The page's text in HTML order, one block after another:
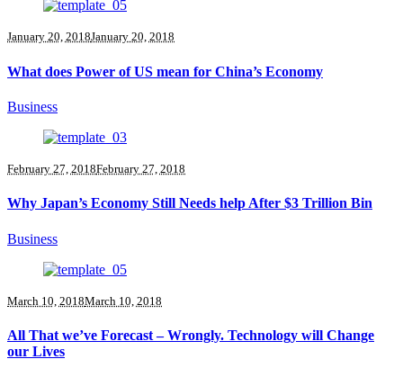
January 20, 2018January 20, 2018
What does Power of US mean for China’s Economy
Business
February 27, 2018February 27, 2018
Why Japan’s Economy Still Needs help After $3 Trillion Bin
Business
March 10, 2018March 10, 2018
All That we’ve Forecast – Wrongly. Technology will Change
our Lives